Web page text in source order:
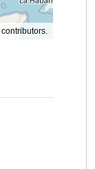
contributors.